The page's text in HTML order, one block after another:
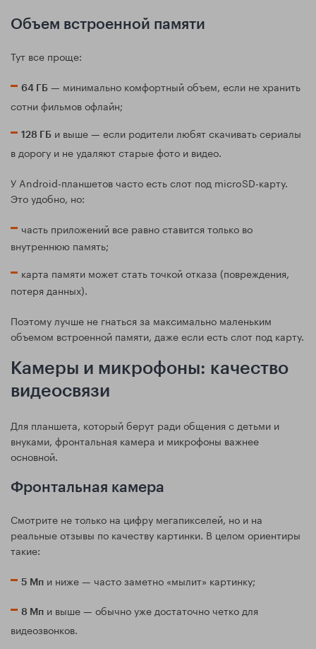
Объем встроенной памяти
Тут все проще:
64 ГБ — минимально комфортный объем, если не хранить
сотни фильмов офлайн;
128 ГБ и выше — если родители любят скачивать сериалы
в дорогу и не удаляют старые фото и видео.
У Android-планшетов часто есть слот под microSD-карту.
Это удобно, но:
часть приложений все равно ставится только во
внутреннюю память;
карта памяти может стать точкой отказа (повреждения,
потеря данных).
Поэтому лучше не гнаться за максимально маленьким
объемом встроенной памяти, даже если есть слот под карту.
Камеры и микрофоны: качество
видеосвязи
Для планшета, который берут ради общения с детьми и
внуками, фронтальная камера и микрофоны важнее
основной.
Фронтальная камера
Смотрите не только на цифру мегапикселей, но и на
реальные отзывы по качеству картинки. В целом ориентиры
такие:
5 Мп и ниже — часто заметно «мылит» картинку;
8 Мп и выше — обычно уже достаточно четко для
видеозвонков.